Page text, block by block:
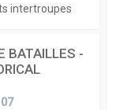
intertroupes
BATAILLES -